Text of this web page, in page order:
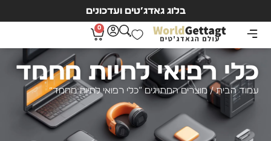
בלוג גאדג’טים ועדכונים
0
כלי רפואי לחיות מחמד
עמוד הבית/ מוצרים המתויגים “כלי רפואי לחיות מחמד”